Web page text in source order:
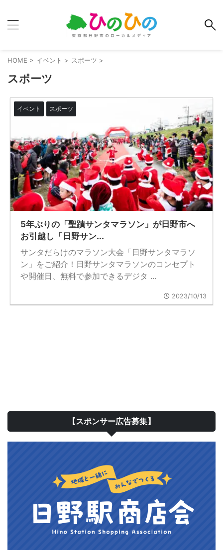
HOME > イベント > スポーツ >
スポーツ
イベント スポーツ
5年ぶりの「聖蹟サンタマラソン」が日野市へ
お引越し「日野サン...
サンタだらけのマラソン大会「日野サンタマラソ
ン」をご紹介！日野サンタマラソンのコンセプト
や開催日、無料で参加できるデジタ ...
2023/10/13
【スポンサー広告募集】